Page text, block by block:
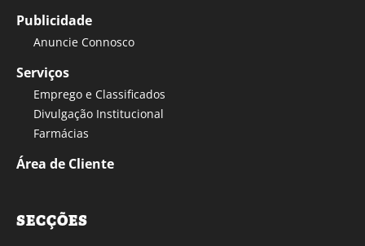
Publicidade
Anuncie Connosco
Serviços
Emprego e Classificados
Divulgação Institucional
Farmácias
Área de Cliente
SECÇÕES